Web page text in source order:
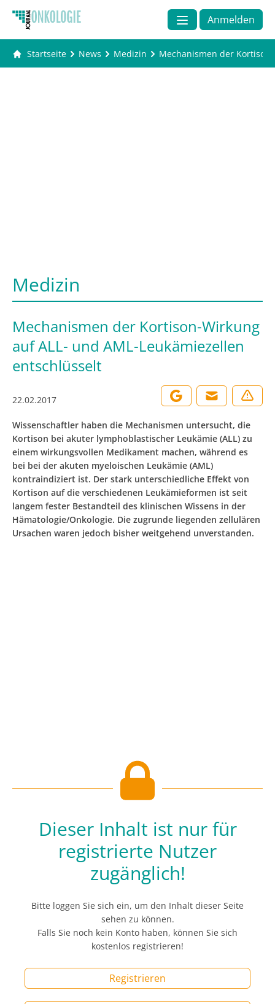
Anmelden
Startseite News Medizin Mechanismen der
Medizin
Mechanismen der Kortison-Wirkung
auf ALL- und AML-Leukämiezellen
entschlüsselt
22.02.2017
Wissenschaftler haben die Mechanismen untersucht, die
Kortison bei akuter lymphoblastischer Leukämie (ALL) zu
einem wirkungsvollen Medikament machen, während es
bei bei der akuten myeloischen Leukämie (AML)
kontraindiziert ist. Der stark unterschiedliche Effekt von
Kortison auf die verschiedenen Leukämieformen ist seit
langem fester Bestandteil des klinischen Wissens in der
Hämatologie/Onkologie. Die zugrunde liegenden zellulären
Ursachen waren jedoch bisher weitgehend unverstanden.
Dieser Inhalt ist nur für
registrierte Nutzer
zugänglich!
Bitte loggen Sie sich ein, um den Inhalt dieser Seite
sehen zu können.
Falls Sie noch kein Konto haben, können Sie sich
kostenlos registrieren!
Registrieren